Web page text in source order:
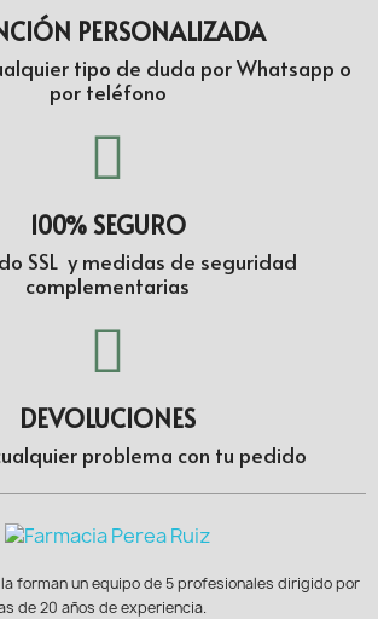
PERSONALIZADA
tipo de duda por Whatsapp o
por teléfono
100% SEGURO
SSL y medidas de seguridad
complementarias
DEVOLUCIONES
problema con tu pedido
forman un equipo de 5 profesionales dirigido por
de 20 años de experiencia.